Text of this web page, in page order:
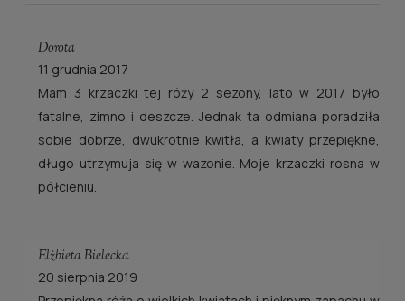
Dorota
11 grudnia 2017
Mam 3 krzaczki tej róży 2 sezony, lato w 2017 było
fatalne, zimno i deszcze. Jednak ta odmiana poradziła
sobie dobrze, dwukrotnie kwitła, a kwiaty przepiękne,
długo utrzymuja się w wazonie. Moje krzaczki rosna w
półcieniu.
Elżbieta Bielecka
20 sierpnia 2019